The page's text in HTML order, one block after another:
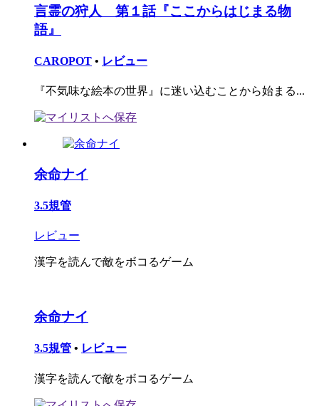
言霊の狩人 第１話『ここからはじまる物
語』
CAROPOT • レビュー
『不気味な絵本の世界』に迷い込むことから始まる...
余命ナイ
3.5規管
レビュー
漢字を読んで敵をボコるゲーム
余命ナイ
3.5規管 • レビュー
漢字を読んで敵をボコるゲーム